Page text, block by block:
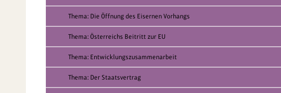
Thema: Die Öffnung des Eisernen Vorhangs
Thema: Österreichs Beitritt zur EU
Thema: Entwicklungszusammenarbeit
Thema: Der Staatsvertrag